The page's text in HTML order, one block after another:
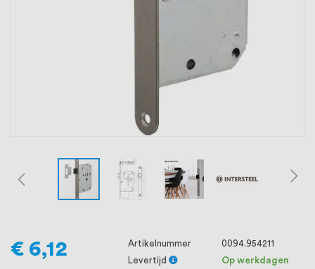
goede relatie met onze klanten het
€ 6,12 Artikelnummer
0094.954211
Levertijd
Op werkdagen